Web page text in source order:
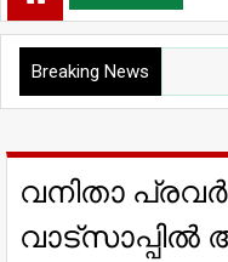
Breaking News
വനിതാ